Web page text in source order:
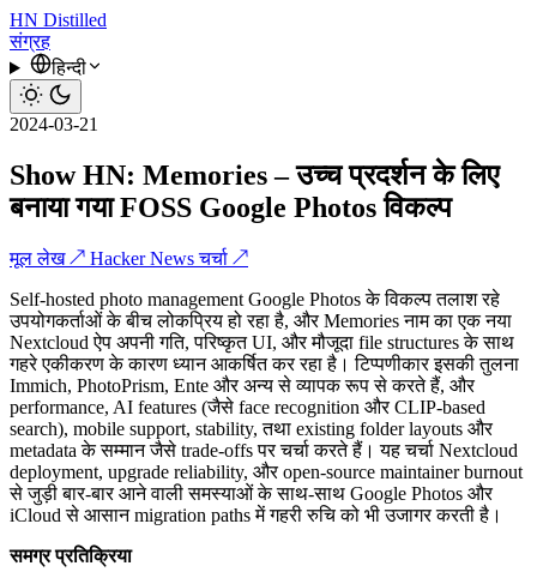
HN Distilled
संग्रह
हिन्दी
2024-03-21
Show HN: Memories – उच्च प्रदर्शन के लिए
बनाया गया FOSS Google Photos विकल्प
मूल लेख ↗ Hacker News चर्चा ↗
Self-hosted photo management Google Photos के विकल्प तलाश रहे
उपयोगकर्ताओं के बीच लोकप्रिय हो रहा है, और Memories नाम का एक नया
Nextcloud ऐप अपनी गति, परिष्कृत UI, और मौजूदा file structures के साथ
गहरे एकीकरण के कारण ध्यान आकर्षित कर रहा है। टिप्पणीकार इसकी तुलना
Immich, PhotoPrism, Ente और अन्य से व्यापक रूप से करते हैं, और
performance, AI features (जैसे face recognition और CLIP-based
search), mobile support, stability, तथा existing folder layouts और
metadata के सम्मान जैसे trade-offs पर चर्चा करते हैं। यह चर्चा Nextcloud
deployment, upgrade reliability, और open-source maintainer burnout
से जुड़ी बार-बार आने वाली समस्याओं के साथ-साथ Google Photos और
iCloud से आसान migration paths में गहरी रुचि को भी उजागर करती है।
समग्र प्रतिक्रिया